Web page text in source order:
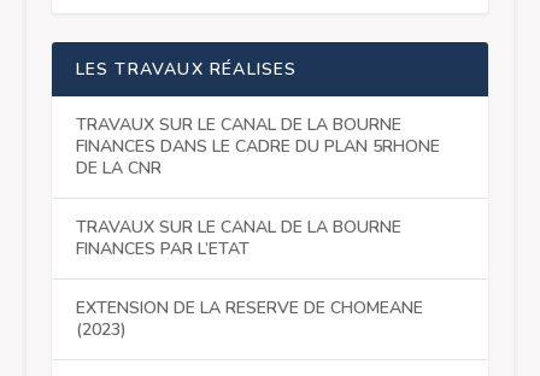
LES TRAVAUX RÉALISES
TRAVAUX SUR LE CANAL DE LA BOURNE
FINANCES DANS LE CADRE DU PLAN 5RHONE
DE LA CNR
TRAVAUX SUR LE CANAL DE LA BOURNE
FINANCES PAR L’ETAT
EXTENSION DE LA RESERVE DE CHOMEANE
(2023)